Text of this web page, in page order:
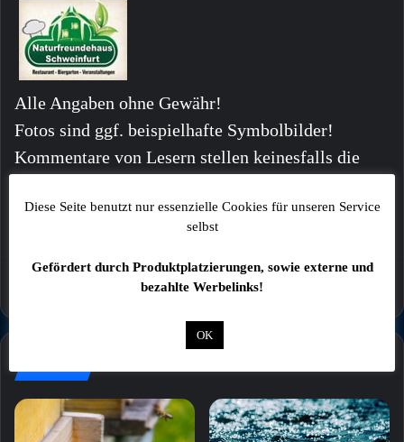
Alle Angaben ohne Gewähr!
Fotos sind ggf. beispielhafte Symbolbilder!
Kommentare von Lesern stellen keinesfalls die
Diese Seite benutzt nur essenzielle Cookies für unseren Service
selbst
Gefördert durch Produktplatzierungen, sowie externe und
bezahlte Werbelinks!
OK